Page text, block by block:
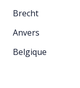
Brecht
Anvers
Belgique